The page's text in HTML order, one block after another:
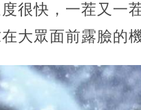
很快，一茬又一
大眾面前露臉的機